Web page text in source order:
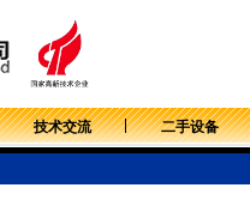
技术交流 二手设备